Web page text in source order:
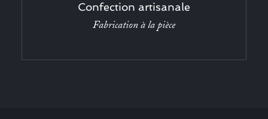
Confection artisanale
Fabrication à la pièce